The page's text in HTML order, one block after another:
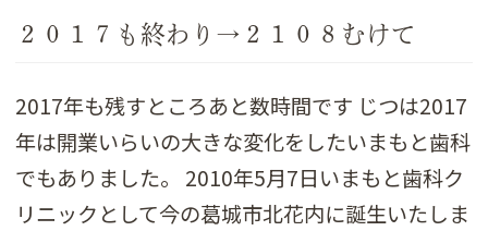
２０１７も終わり→２１０８むけて
2017年も残すところあと数時間です じつは2017
年は開業いらいの大きな変化をしたいまもと歯科
でもありました。 2010年5月7日いまもと歯科ク
リニックとして今の葛城市北花内に誕生いたしま